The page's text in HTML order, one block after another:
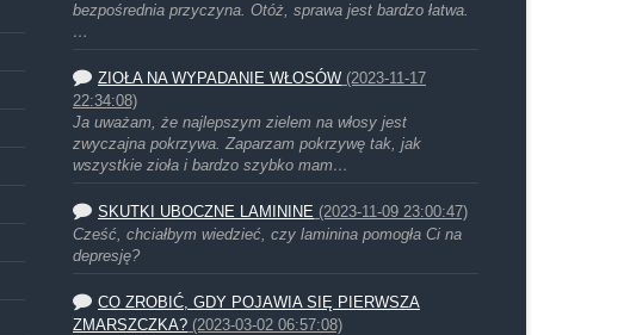
bezpośrednia przyczyna. Otóż, sprawa jest bardzo łatwa.
…
ZIOŁA NA WYPADANIE WŁOSÓW (2023-11-17
22:34:08)
Ja uważam, że najlepszym zielem na włosy jest
zwyczajna pokrzywa. Zaparzam pokrzywę tak, jak
wszystkie zioła i bardzo szybko mam…
SKUTKI UBOCZNE LAMININE (2023-11-09 23:00:47)
Cześć, chciałbym wiedzieć, czy laminina pomogła Ci na
depresję?
CO ZROBIĆ, GDY POJAWIA SIĘ PIERWSZA
ZMARSZCZKA? (2023-03-02 06:57:08)